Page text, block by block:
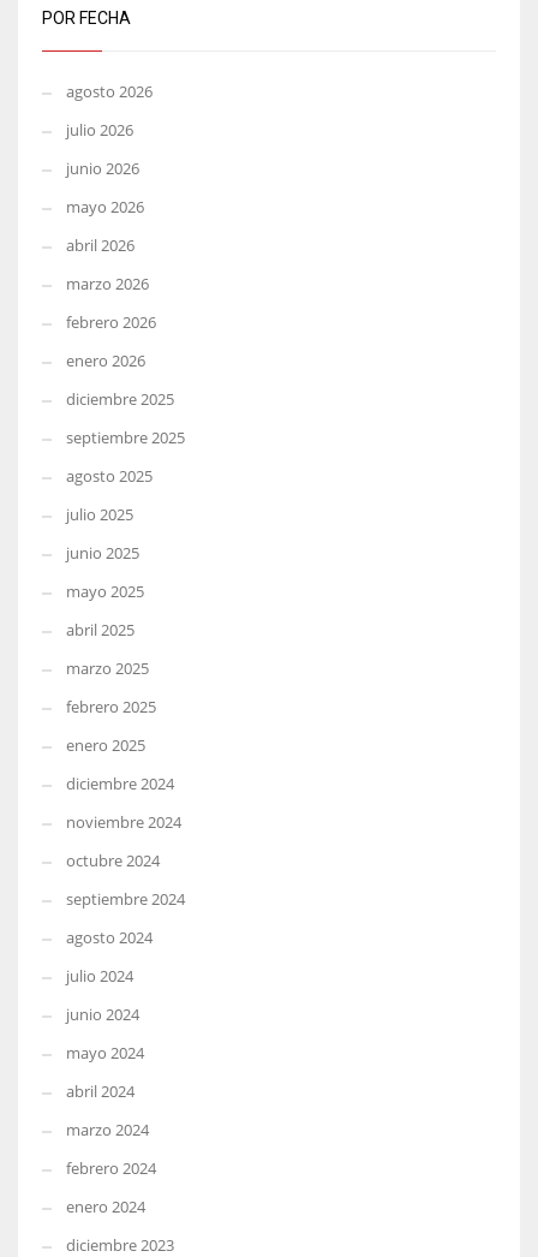
POR FECHA
agosto 2026
julio 2026
junio 2026
mayo 2026
abril 2026
marzo 2026
febrero 2026
enero 2026
diciembre 2025
septiembre 2025
agosto 2025
julio 2025
junio 2025
mayo 2025
abril 2025
marzo 2025
febrero 2025
enero 2025
diciembre 2024
noviembre 2024
octubre 2024
septiembre 2024
agosto 2024
julio 2024
junio 2024
mayo 2024
abril 2024
marzo 2024
febrero 2024
enero 2024
diciembre 2023